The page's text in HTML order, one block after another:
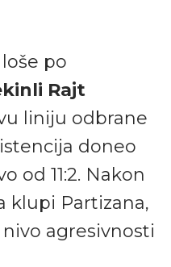
po
Rajt
liniju odbrane
doneo
od 11:2. Nakon
klupi Partizana,
agresivnosti